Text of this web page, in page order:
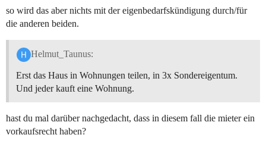
so wird das aber nichts mit der eigenbedarfskündigung durch/für
die anderen beiden.
Helmut_Taunus:
Erst das Haus in Wohnungen teilen, in 3x Sondereigentum.
Und jeder kauft eine Wohnung.
hast du mal darüber nachgedacht, dass in diesem fall die mieter ein
vorkaufsrecht haben?